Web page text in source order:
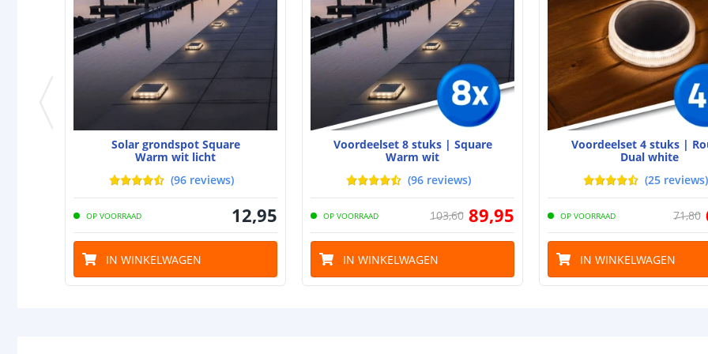
Type batterij
Capaciteit
Aantal
Laadtijd
Brandduur
Solar paneel
Capaciteit
De meest
blog.
Solar grondspot Square
Warm wit licht
(96 reviews)
OP VOORRAAD 12,95
IN WINKELWAGEN
Voordeelset 8 stuks | Square
Warm wit
(96 reviews)
OP VOORRAAD 103,60 89,95
IN WINKELWAGEN
Voordeelset 4 stuks |
Dual white
(25 reviews)
OP VOORRAAD 71,80
IN WINKELWAGEN